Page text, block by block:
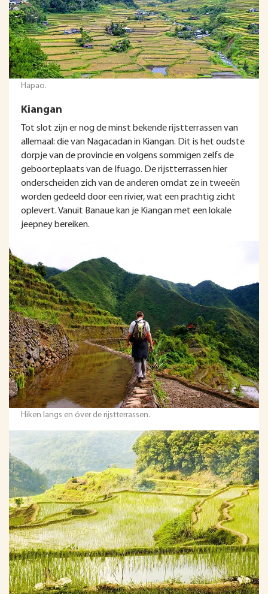
Hapao.
Kiangan
Tot slot zijn er nog de minst bekende rijstterrassen van
allemaal: die van Nagacadan in Kiangan. Dit is het oudste
dorpje van de provincie en volgens sommigen zelfs de
geboorteplaats van de Ifuago. De rijstterrassen hier
onderscheiden zich van de anderen omdat ze in tweeën
worden gedeeld door een rivier, wat een prachtig zicht
oplevert. Vanuit Banaue kan je Kiangan met een lokale
jeepney bereiken.
Hiken langs en óver de rijstterrassen.